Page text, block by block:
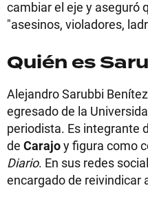
cambiar el eje y aseguró
"asesinos, violadores,
Quién es
Alejandro Sarubbi
egresado de la
periodista. Es integrante
de Carajoy figura como
Diario. En sus redes
encargado de reivindicar